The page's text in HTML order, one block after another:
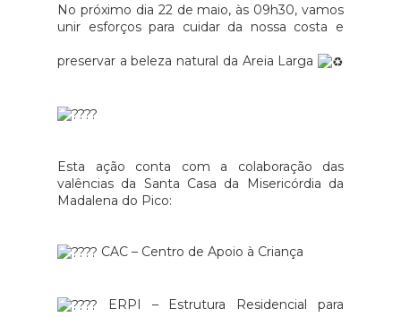
No próximo dia 22 de maio, às 09h30, vamos
unir esforços para cuidar da nossa costa e
preservar a beleza natural da Areia Larga
Esta ação conta com a colaboração das
valências da Santa Casa da Misericórdia da
Madalena do Pico:
CAC – Centro de Apoio à Criança
ERPI – Estrutura Residencial para